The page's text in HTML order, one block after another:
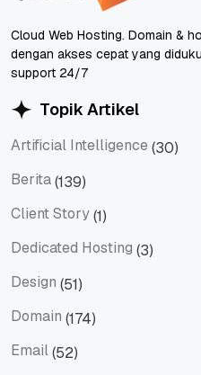
Cloud Web Hosting. Domain &
dengan akses cepat yang
support 24/7
Topik Artikel
Artificial Intelligence (30)
Berita(139)
Client Story(1)
Dedicated Hosting (3)
Design (51)
Domain (174)
Email(52)